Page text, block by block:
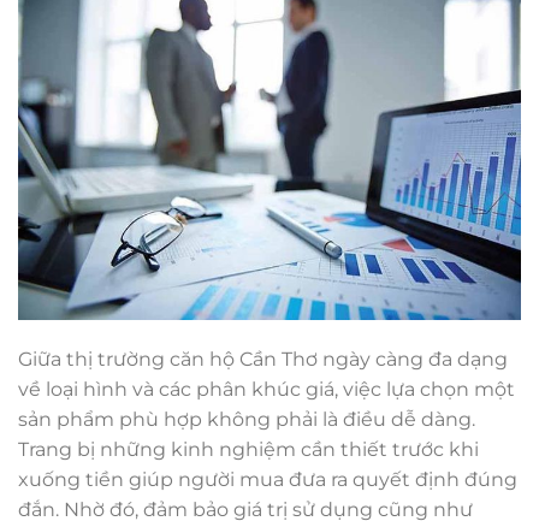
Giữa thị trường căn hộ Cần Thơ ngày càng đa dạng
về loại hình và các phân khúc giá, việc lựa chọn một
sản phẩm phù hợp không phải là điều dễ dàng.
Trang bị những kinh nghiệm cần thiết trước khi
xuống tiền giúp người mua đưa ra quyết định đúng
đắn. Nhờ đó, đảm bảo giá trị sử dụng cũng như